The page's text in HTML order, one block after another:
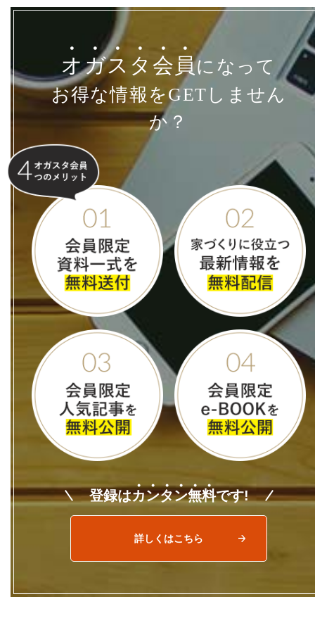
オガス タ 会 員になって
お得な情報をGETしません
か？
登録はカンタン無料です!
詳しくはこちら